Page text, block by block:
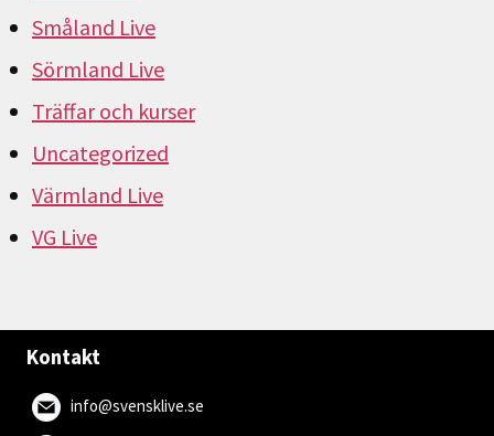
Småland Live
Sörmland Live
Träffar och kurser
Uncategorized
Värmland Live
VG Live
Kontakt
info@svensklive.se